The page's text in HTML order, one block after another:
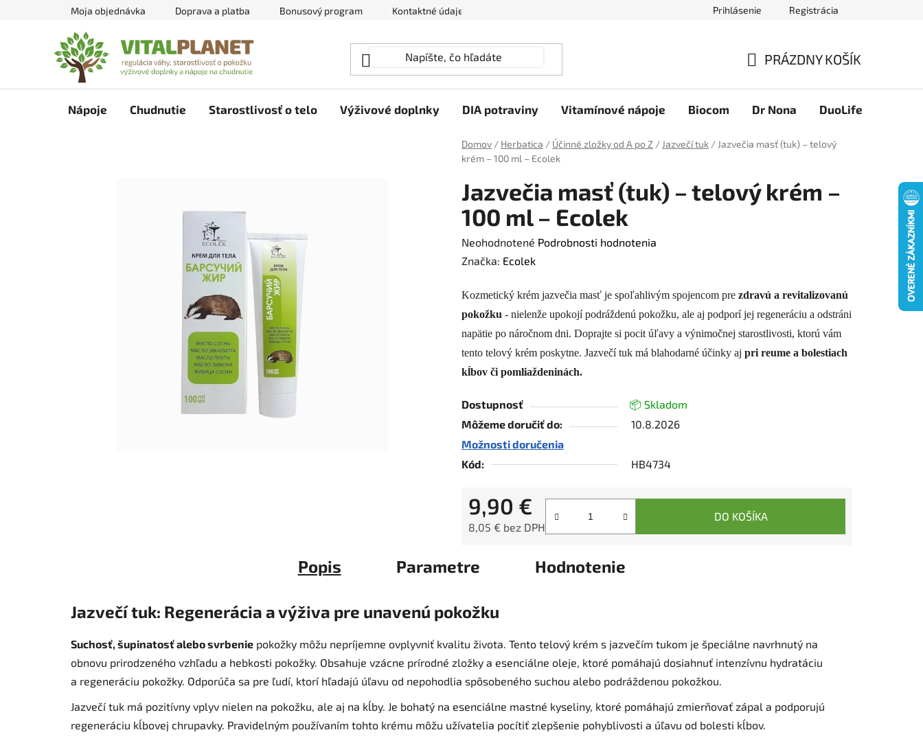
Moja objednávka Doprava a platba Bonusový program Kontaktné údaje Ako nakupovať Obchodné podmienky
Prihlásenie Registrácia
KOŠÍK
PRÁZDNY KOŠÍK
Nápoje Chudnutie Starostlivosť o telo Výživové doplnky DIA potraviny Vitamínové nápoje Biocom Dr Nona DuoLife
Domov / Herbatica / Účinné zložky od A po Z / Jazvečí tuk / Jazvečia masť (tuk) – telový
krém – 100 ml – Ecolek
Jazvečia masť (tuk) – telový krém –
100 ml – Ecolek
Priemerné
hodnotenie
je
0,0
z
5
hviezdičiek.
Neohodnotené Podrobnosti hodnotenia
Značka: Ecolek
Kozmetický krém jazvečia masť je spoľahlivým spojencom pre zdravú a revitalizovanú
pokožku - nielenže upokojí podráždenú pokožku, ale aj podporí jej regeneráciu a odstráni
napätie po náročnom dni. Doprajte si pocit úľavy a výnimočnej starostlivosti, ktorú vám
tento telový krém poskytne. Jazvečí tuk má blahodarné účinky aj pri reume a bolestiach
kĺbov či pomliaždeninách.
Dostupnosť
📦 Skladom
Môžeme doručiť do:
10.8.2026
Možnosti doručenia
Kód:
HB4734
9,90 €
8,05 € bez DPH
DO KOŠÍKA
Popis Parametre Hodnotenie
Jazvečí tuk: Regenerácia a výživa pre unavenú pokožku
Suchosť, šupinatosť alebo svrbenie pokožky môžu nepríjemne ovplyvniť kvalitu života. Tento telový krém s jazvečím tukom je špeciálne navrhnutý na
obnovu prirodzeného vzhľadu a hebkosti pokožky. Obsahuje vzácne prírodné zložky a esenciálne oleje, ktoré pomáhajú dosiahnuť intenzívnu hydratáciu
a regeneráciu pokožky. Odporúča sa pre ľudí, ktorí hľadajú úľavu od nepohodlia spôsobeného suchou alebo podráždenou pokožkou.
Jazvečí tuk má pozitívny vplyv nielen na pokožku, ale aj na kĺby. Je bohatý na esenciálne mastné kyseliny, ktoré pomáhajú zmierňovať zápal a podporujú
regeneráciu kĺbovej chrupavky. Pravidelným používaním tohto krému môžu užívatelia pocítiť zlepšenie pohyblivosti a úľavu od bolesti kĺbov.